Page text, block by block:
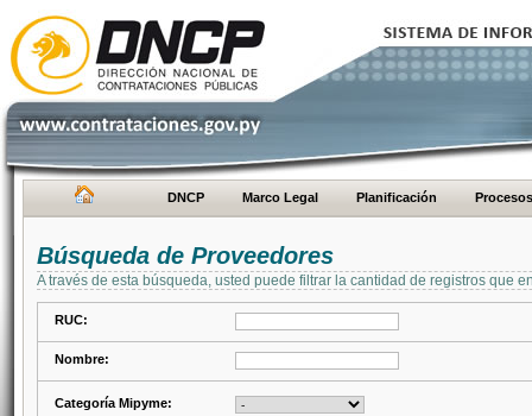
DNCP Marco Legal Planificación Procesos
Búsqueda de Proveedores
A través de esta búsqueda, usted puede filtrar la cantidad de registros que
RUC:
Nombre:
Categoría Mipyme: